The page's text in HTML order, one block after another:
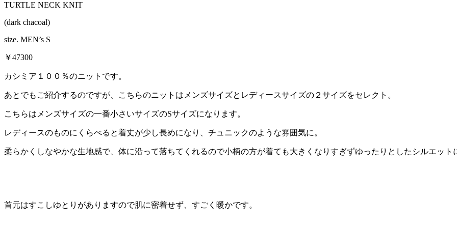
TURTLE NECK KNIT
(dark chacoal)
size. MEN’s S
￥47300
カシミア１００％のニットです。
あとでもご紹介するのですが、こちらのニットはメンズサイズとレディースサイズの２サイズをセレクト。
こちらはメンズサイズの一番小さいサイズのSサイズになります。
レディースのものにくらべると着丈が少し長めになり、チュニックのような雰囲気に。
柔らかくしなやかな生地感で、体に沿って落ちてくれるので小柄の方が着ても大きくなりすぎずゆったりとしたシルエット
首元はすこしゆとりがありますので肌に密着せず、すごく暖かです。